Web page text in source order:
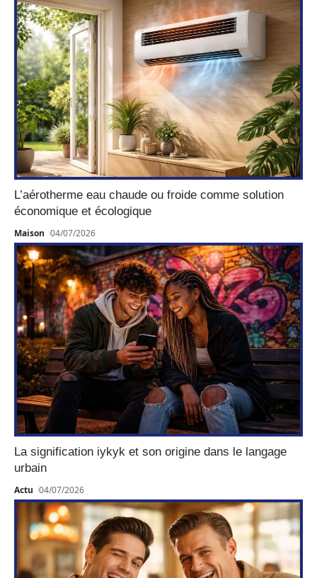
L’aérotherme eau chaude ou froide comme solution
économique et écologique
Maison 04/07/2026
La signification iykyk et son origine dans le langage
urbain
Actu 04/07/2026